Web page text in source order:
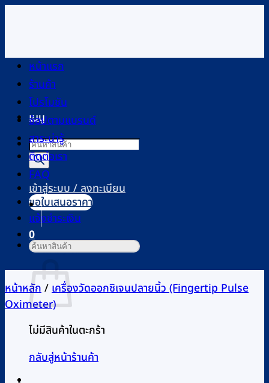
เนื้อหา
เมนู
Products
search
เข้าสู่ระบบ / ลงทะเบียน
0
ตะกร้าสินค้า
ไม่มีสินค้าในตะกร้า
กลับสู่หน้าร้านค้า
หน้าแรก
ร้านค้า
โปรโมชัน
ช้อปตามแบรนด์
สาระน่ารู้
ติดต่อเรา
FAQ
ขอใบเสนอราคา
แจ้งชำระเงิน
ค้นหา:
หน้าหลัก/เครื่องวัดออกซิเจนปลายนิ้ว (Fingertip Pulse
Oximeter)